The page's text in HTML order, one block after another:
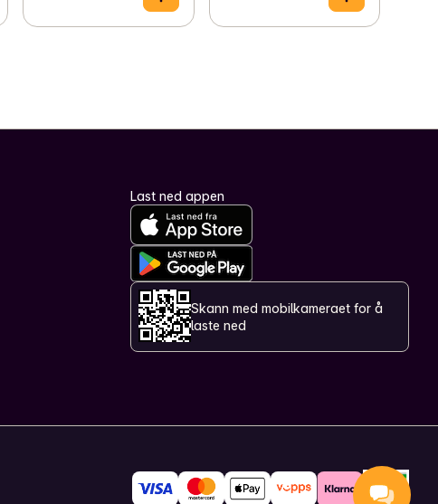
Last ned appen
Skann med mobilkameraet for å
laste ned